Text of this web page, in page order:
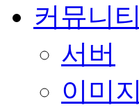
커뮤니티
서버
이미지